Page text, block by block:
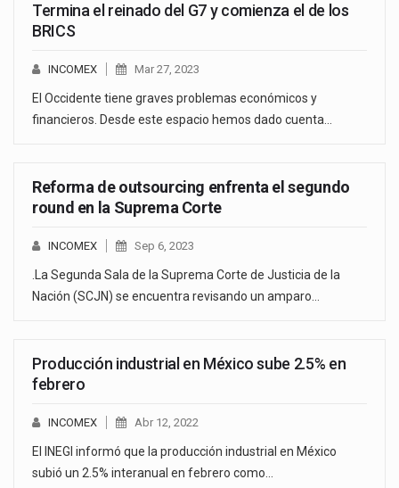
Termina el reinado del G7 y comienza el de los
BRICS
INCOMEX Mar 27, 2023
El Occidente tiene graves problemas económicos y
financieros. Desde este espacio hemos dado cuenta…
Reforma de outsourcing enfrenta el segundo
round en la Suprema Corte
INCOMEX Sep 6, 2023
.La Segunda Sala de la Suprema Corte de Justicia de la
Nación (SCJN) se encuentra revisando un amparo…
Producción industrial en México sube 2.5% en
febrero
INCOMEX Abr 12, 2022
El INEGI informó que la producción industrial en México
subió un 2.5% interanual en febrero como…